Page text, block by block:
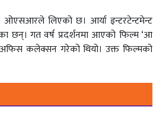
लिएको छ। आर्या इन्टरटेन्टमेन्ट
छन्। गत वर्ष प्रदर्शनमा आएको फिल्म ‘आ
कलेक्सन गरेको थियो। उक्त फिल्मको